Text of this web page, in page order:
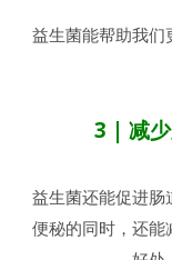
益生菌能帮助我们
3 | 减
益生菌还能促进肠
便秘的同时，还能